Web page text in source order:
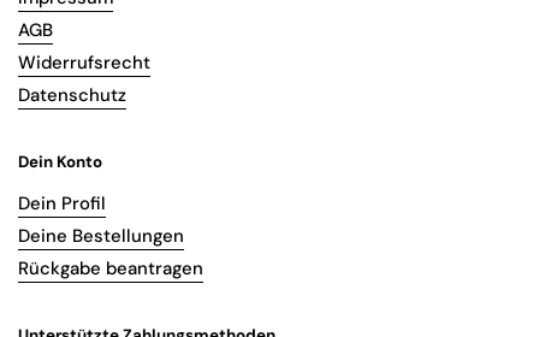
AGB
Widerrufsrecht
Datenschutz
Dein Konto
Dein Profil
Deine Bestellungen
Rückgabe beantragen